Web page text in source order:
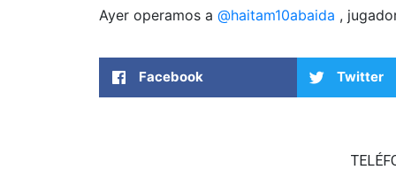
Ayer operamos a @haitam10abaida ,
Facebook Twitter